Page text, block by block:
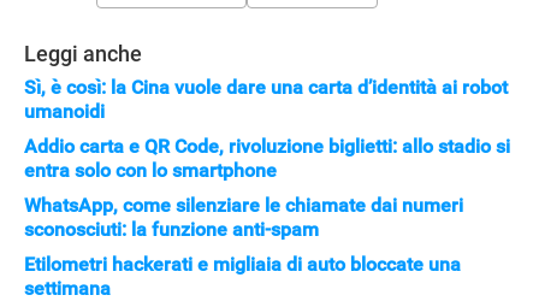
Leggi anche
Sì, è così: la Cina vuole dare una carta d’identità ai robot
umanoidi
Addio carta e QR Code, rivoluzione biglietti: allo stadio si
entra solo con lo smartphone
WhatsApp, come silenziare le chiamate dai numeri
sconosciuti: la funzione anti-spam
Etilometri hackerati e migliaia di auto bloccate una
settimana